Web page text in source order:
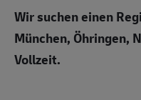
Wir sucheneinen
München, Öhringen,
Vollzeit.